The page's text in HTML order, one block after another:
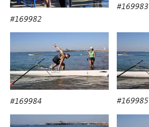
#169982
#169983
#169984 #169985